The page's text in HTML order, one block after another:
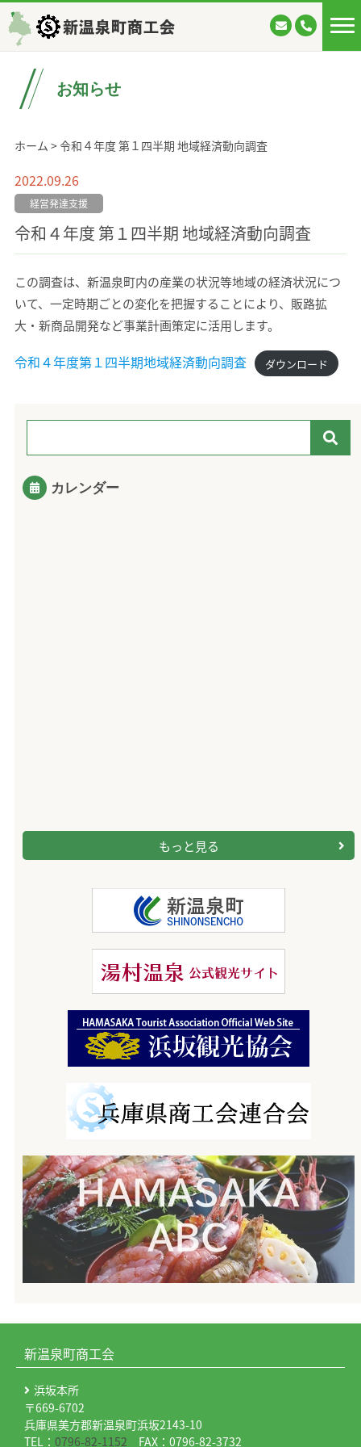
新温泉町商工会
お知らせ
ホーム > 令和４年度 第１四半期 地域経済動向調査
2022.09.26
経営発達支援
令和４年度 第１四半期 地域経済動向調査
この調査は、新温泉町内の産業の状況等地域の経済状況につ
いて、一定時期ごとの変化を把握することにより、販路拡
大・新商品開発など事業計画策定に活用します。
令和４年度第１四半期地域経済動向調査 ダウンロード
カレンダー
もっと見る
新温泉町商工会
浜坂本所
〒669-6702
兵庫県美方郡新温泉町浜坂2143-10
TEL： 0796-82-1152 FAX：0796-82-3732